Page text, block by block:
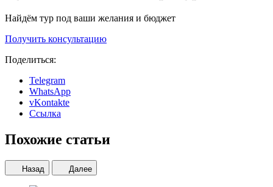
Найдём тур под ваши желания и бюджет
Получить консультацию
Поделиться:
Telegram
WhatsApp
vKontakte
Ссылка
Похожие статьи
Назад Далее